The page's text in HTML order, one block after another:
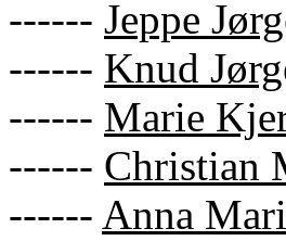
------ Jeppe
------ Knud
------ Marie
------ Christian
------ Anna